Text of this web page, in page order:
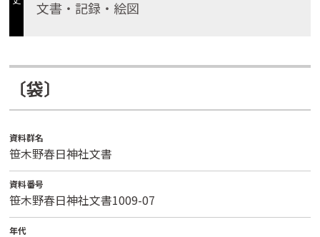
文書・記録・絵図
〔袋〕
資料群名
笹木野春日神社文書
資料番号
笹木野春日神社文書1009-07
年代